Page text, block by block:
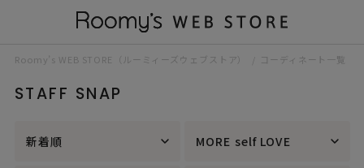
Roomy’s WEB STORE（ルーミィーズウェブストア） コーディネート一覧
STAFF SNAP
新着順 MORE self LOVE